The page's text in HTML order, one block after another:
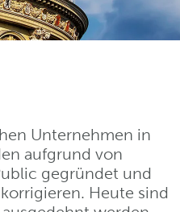
Unternehmen in
aufgrund von
gegründet und
Heute sind